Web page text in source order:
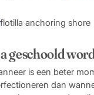
geschoold
is een beter
dan